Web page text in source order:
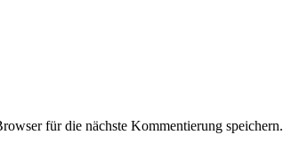
für die nächste Kommentierung speichern.